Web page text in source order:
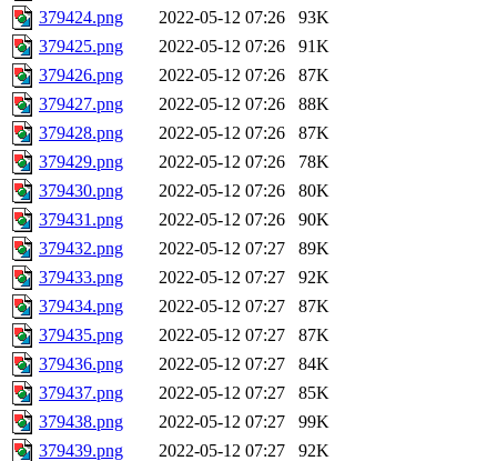
379424.png
2022-05-12 07:26
93K
379425.png
2022-05-12 07:26
91K
379426.png
2022-05-12 07:26
87K
379427.png
2022-05-12 07:26
88K
379428.png
2022-05-12 07:26
87K
379429.png
2022-05-12 07:26
78K
379430.png
2022-05-12 07:26
80K
379431.png
2022-05-12 07:26
90K
379432.png
2022-05-12 07:27
89K
379433.png
2022-05-12 07:27
92K
379434.png
2022-05-12 07:27
87K
379435.png
2022-05-12 07:27
87K
379436.png
2022-05-12 07:27
84K
379437.png
2022-05-12 07:27
85K
379438.png
2022-05-12 07:27
99K
379439.png
2022-05-12 07:27
92K